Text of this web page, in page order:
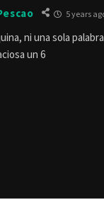
5 years
ni una sola
un 6